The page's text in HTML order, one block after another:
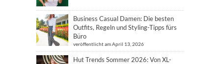
Business Casual Damen: Die besten
Outfits, Regeln und Styling-Tipps fürs
Büro
veröffentlicht am April 13, 2026
Hut Trends Sommer 2026: Von XL-